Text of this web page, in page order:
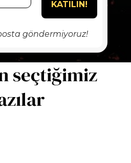
göndermiyoruz!
seçtiğimiz